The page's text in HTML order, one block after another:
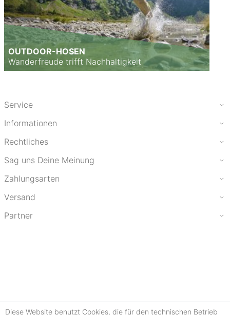
OUTDOOR-HOSEN
Wanderfreude trifft Nachhaltigkeit
Service
Informationen
Rechtliches
Sag uns Deine Meinung
Zahlungsarten
Versand
Partner
Diese Website benutzt Cookies, die für den technischen Betrieb